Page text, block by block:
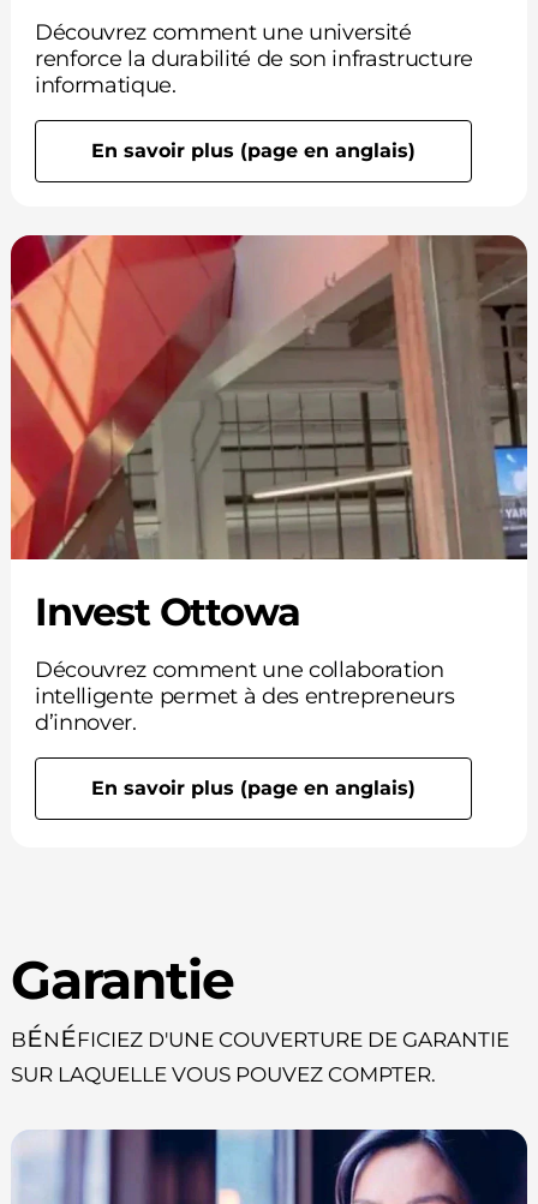
Découvrez comment une université
renforce la durabilité de son infrastructure
informatique.
En savoir plus (page en anglais)
Invest Ottowa
Découvrez comment une collaboration
intelligente permet à des entrepreneurs
d’innover.
En savoir plus (page en anglais)
Garantie
Bénéficiez d'une couverture de garantie
sur laquelle vous pouvez compter.